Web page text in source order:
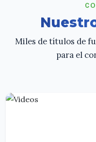
Miles de títulos de
para el